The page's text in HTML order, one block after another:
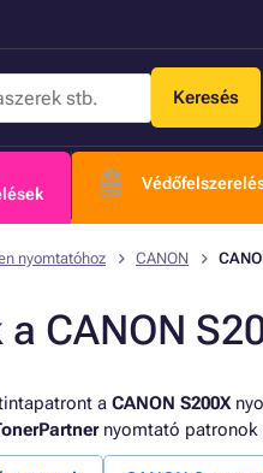
Keresés
nyomtatóhoz CANON
CANON
a CANON S200X
nyomtató patronok